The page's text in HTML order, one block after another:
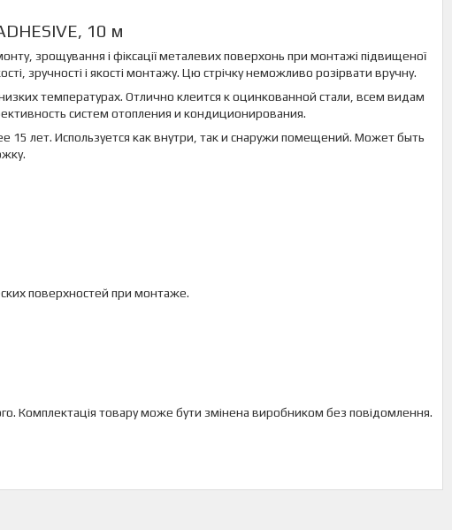
10 м
зрощування і фіксації металевих поверхонь при монтажі підвищеної
зручності і якості монтажу. Цю стрічку неможливо розірвати вручну.
температурах. Отлично клеится к оцинкованной стали, всем видам
систем отопления и кондиционирования.
лет. Используется как внутри, так и снаружи помещений. Может быть
поверхностей при монтаже.
Комплектація товару може бути змінена виробником без повідомлення.